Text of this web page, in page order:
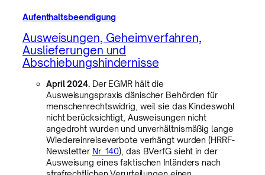
Aufenthaltsbeendigung
Ausweisungen, Geheimverfahren,
Auslieferungen und
Abschiebungshindernisse
April 2024.Der EGMR hält die
Ausweisungspraxis dänischer Behörden für
menschenrechtswidrig, weil sie das Kindeswohl
nicht berücksichtigt, Ausweisungen nicht
angedroht wurden und unverhältnismäßig lange
Wiedereinreiseverbote verhängt wurden (HRRF-
Newsletter Nr. 140), das BVerfG sieht in der
Ausweisung eines faktischen Inländers nach